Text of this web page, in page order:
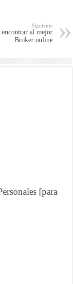
Siguiente
encontrar al mejor
Broker online
[para